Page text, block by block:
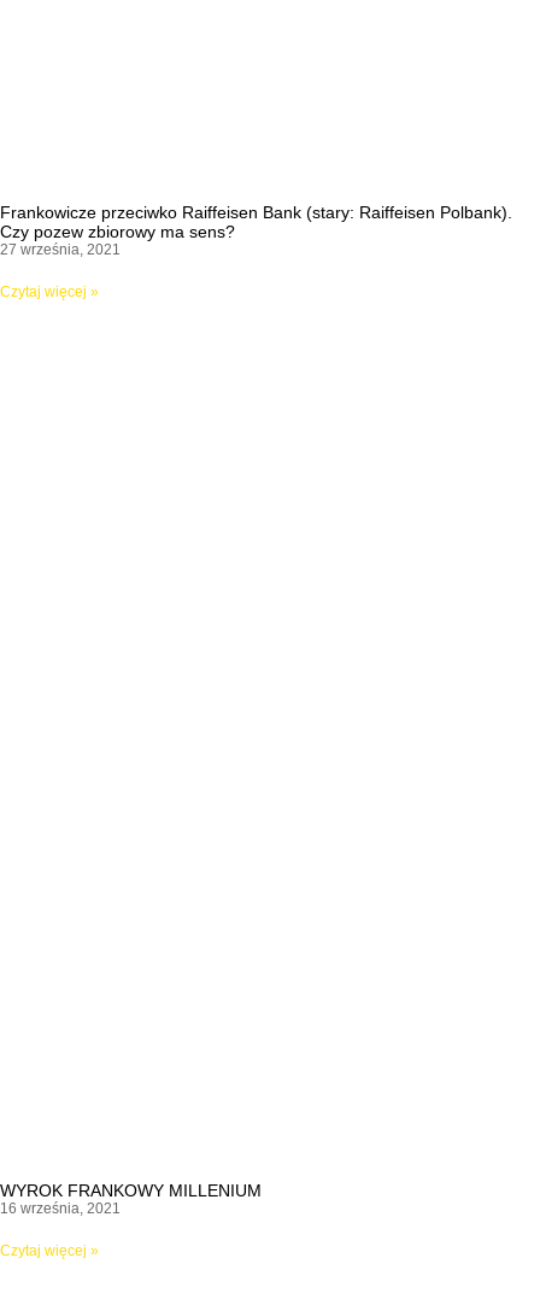
Frankowicze przeciwko Raiffeisen Bank (stary: Raiffeisen Polbank).
Czy pozew zbiorowy ma sens?
27 września, 2021
Czytaj więcej »
WYROK FRANKOWY MILLENIUM
16 września, 2021
Czytaj więcej »